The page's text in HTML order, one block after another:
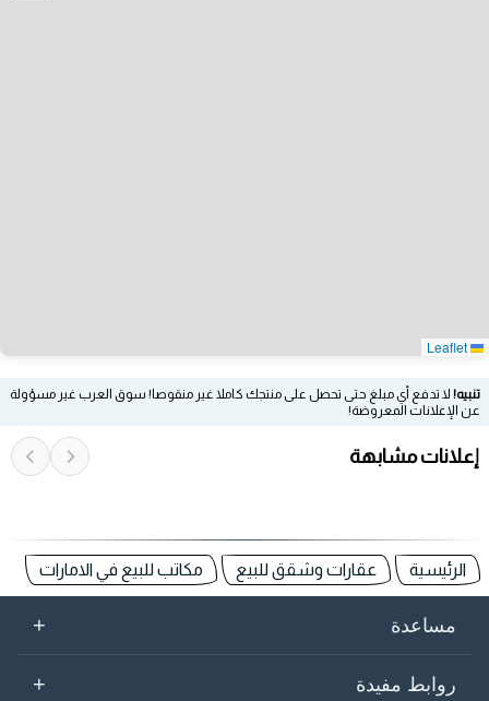
تنبيه! لا تدفع أي مبلغ حتى تحصل على منتجك كاملا غير منقوصا! سوق العرب غير مسؤولة
عن الإعلانات المعروضة!
إعلانات مشابهة
الرئيسية عقارات وشقق للبيع مكاتب للبيع في الامارات
مساعدة +
روابط مفيدة +